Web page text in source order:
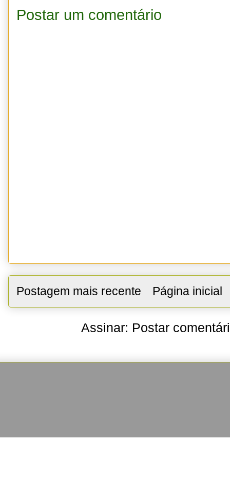
Postar um comentário
Postagem mais recente Página inicial
Assinar: Postar